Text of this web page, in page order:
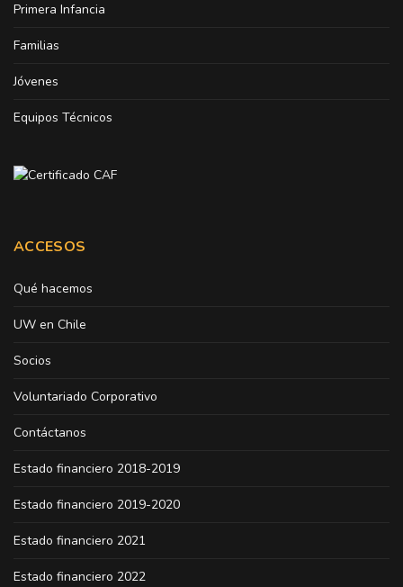
Primera Infancia
Familias
Jóvenes
Equipos Técnicos
ACCESOS
Qué hacemos
UW en Chile
Socios
Voluntariado Corporativo
Contáctanos
Estado financiero 2018-2019
Estado financiero 2019-2020
Estado financiero 2021
Estado financiero 2022